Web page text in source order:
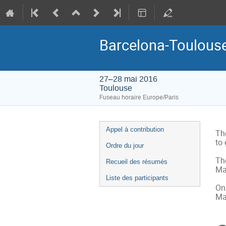
Barcelona-
27–28 mai 2016
Toulouse
Fuseau horaire Europe/Paris
Menu
de
Appel à contribution
Ordre du jour
Recueil des résumés
Liste des participants
to